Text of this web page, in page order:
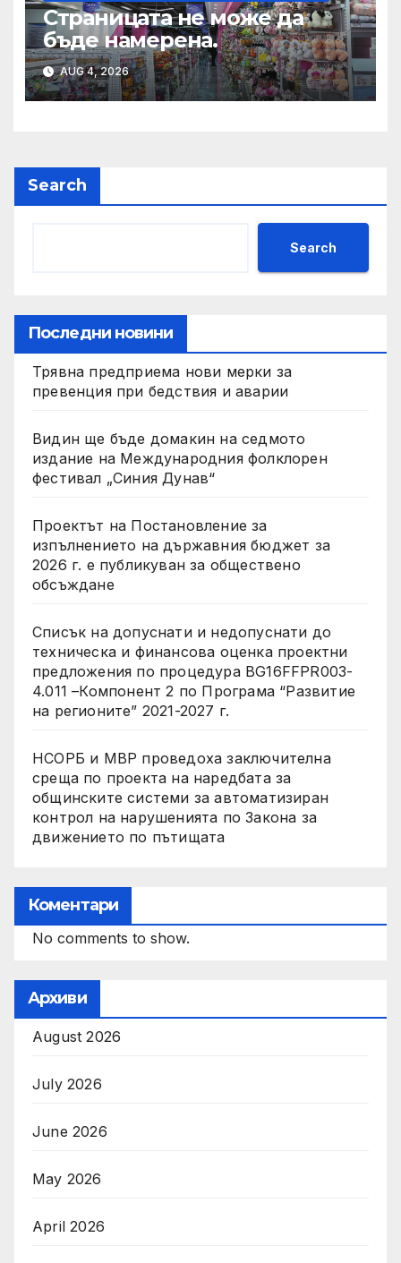
Страницата не може да
бъде намерена.
AUG 4, 2026
Search
Search
Последни новини
Трявна предприема нови мерки за
превенция при бедствия и аварии
Видин ще бъде домакин на седмото
издание на Международния фолклорен
фестивал „Синия Дунав“
Проектът на Постановление за
изпълнението на държавния бюджет за
2026 г. е публикуван за обществено
обсъждане
Списък на допуснати и недопуснати до
техническа и финансова оценка проектни
предложения по процедура BG16FFPR003-
4.011 –Компонент 2 по Програма “Развитие
на регионите” 2021-2027 г.
НСОРБ и МВР проведоха заключителна
среща по проекта на наредбата за
общинските системи за автоматизиран
контрол на нарушенията по Закона за
движението по пътищата
Коментари
No comments to show.
Архиви
August 2026
July 2026
June 2026
May 2026
April 2026